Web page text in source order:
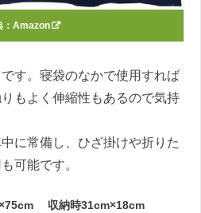
Amazon
す。寝袋のなかで使用すれば
もよく伸縮性もあるので気持
に常備し、ひざ掛けや折りた
可能です。
収納時31cm×18cm